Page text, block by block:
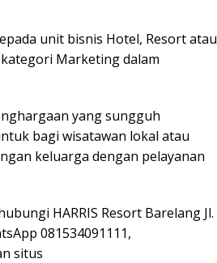
unit bisnis Hotel, Resort atau
Marketing dalam
yang sungguh
bagi wisatawan lokal atau
keluarga dengan pelayanan
HARRIS Resort Barelang Jl.
081534091111,
situs